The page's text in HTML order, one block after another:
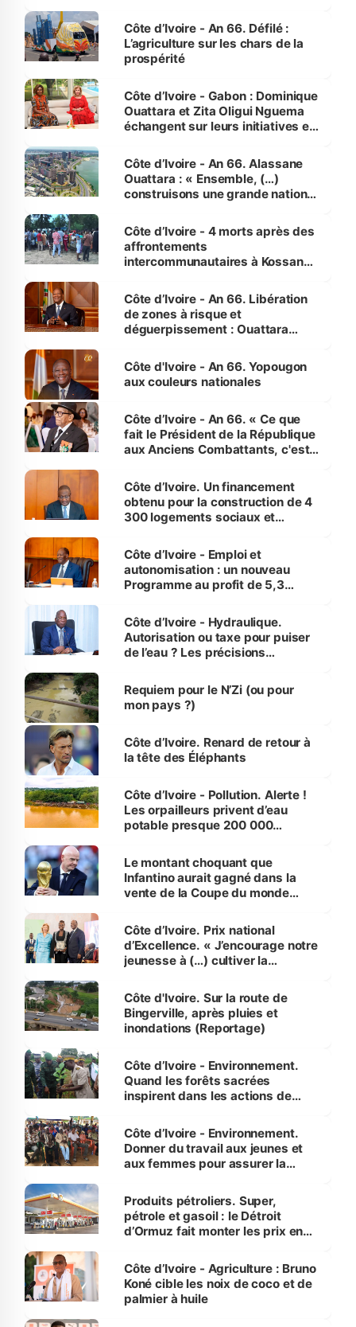
Côte d’Ivoire - An 66. Défilé :
L’agriculture sur les chars de la
prospérité
Côte d’Ivoire - Gabon : Dominique
Ouattara et Zita Oligui Nguema
échangent sur leurs initiatives en
enfants
Côte d’Ivoire - An 66. Alassane
Ouattara : « Ensemble, (…)
construisons une grande nation
générations futures »
Côte d’Ivoire - 4 morts après des
affrontements
intercommunautaires à Kossandji
milieu des sinistrés
Côte d’Ivoire - An 66. Libération
de zones à risque et
déguerpissement : Ouattara
l'Etat de droit pour préserver les
vies humaines »
Côte d'Ivoire - An 66. Yopougon
aux couleurs nationales
Côte d’Ivoire - An 66. « Ce que
fait le Président de la République
aux Anciens Combattants, c'est
Côte d’Ivoire. Un financement
obtenu pour la construction de 4
300 logements sociaux et
et Yamoussoukro
Côte d’Ivoire - Emploi et
autonomisation : un nouveau
Programme au profit de 5,3
Côte d’Ivoire - Hydraulique.
Autorisation ou taxe pour puiser
de l’eau ? Les précisions
Requiem pour le N’Zi (ou pour
mon pays ?)
Côte d’Ivoire. Renard de retour à
la tête des Éléphants
Côte d’Ivoire - Pollution. Alerte !
Les orpailleurs privent d’eau
potable presque 200 000
Le montant choquant que
Infantino aurait gagné dans la
vente de la Coupe du monde
Côte d’Ivoire. Prix national
d’Excellence. « J’encourage notre
jeunesse à (…) cultiver la
(Alassane Ouattara
Côte d'Ivoire. Sur la route de
Bingerville, après pluies et
inondations (Reportage)
Côte d’Ivoire - Environnement.
Quand les forêts sacrées
inspirent dans les actions de
Côte d’Ivoire - Environnement.
Donner du travail aux jeunes et
aux femmes pour assurer la
menacées
Produits pétroliers. Super,
pétrole et gasoil : le Détroit
d’Ormuz fait monter les prix en
Côte d’Ivoire - Agriculture : Bruno
Koné cible les noix de coco et de
palmier à huile